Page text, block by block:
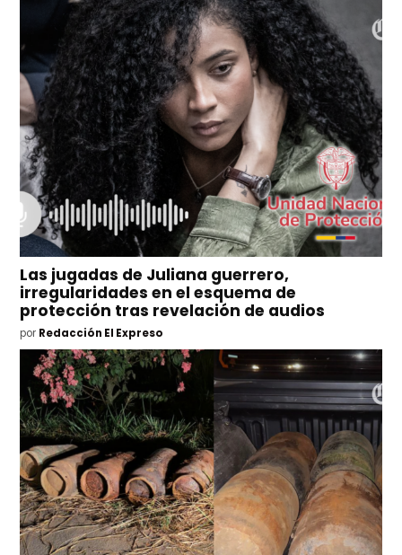
Las jugadas de Juliana guerrero,
irregularidades en el esquema de
protección tras revelación de audios
por Redacción El Expreso